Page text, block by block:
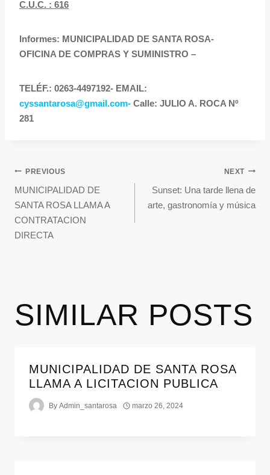
C.U.C. : 616
Informes: MUNICIPALIDAD DE SANTA ROSA-
OFICINA DE COMPRAS Y SUMINISTRO –
TELÉF.: 0263-4497192- EMAIL:
cyssantarosa@gmail.com- Calle: JULIO A. ROCA Nº
281
PREVIOUS
MUNICIPALIDAD DE
SANTA ROSA LLAMA A
CONTRATACION
DIRECTA
NEXT
Sunset: Una tarde llena de
arte, gastronomía y música
SIMILAR POSTS
MUNICIPALIDAD DE SANTA ROSA
LLAMA A LICITACION PUBLICA
By Admin_santarosa marzo 26, 2024